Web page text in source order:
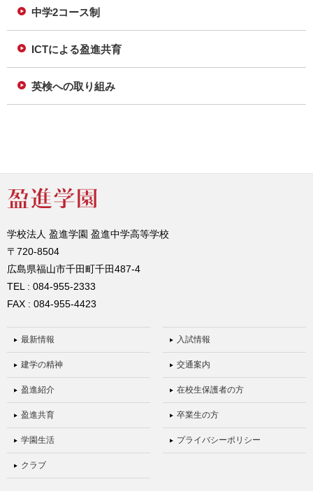
中学2コース制
ICTによる盈進共育
英検への取り組み
学校法人 盈進学園 盈進中学高等学校
〒720-8504
広島県福山市千田町千田487-4
TEL : 084-955-2333
FAX : 084-955-4423
最新情報
建学の精神
盈進紹介
盈進共育
学園生活
クラブ
入試情報
交通案内
在校生保護者の方
卒業生の方
プライバシーポリシー